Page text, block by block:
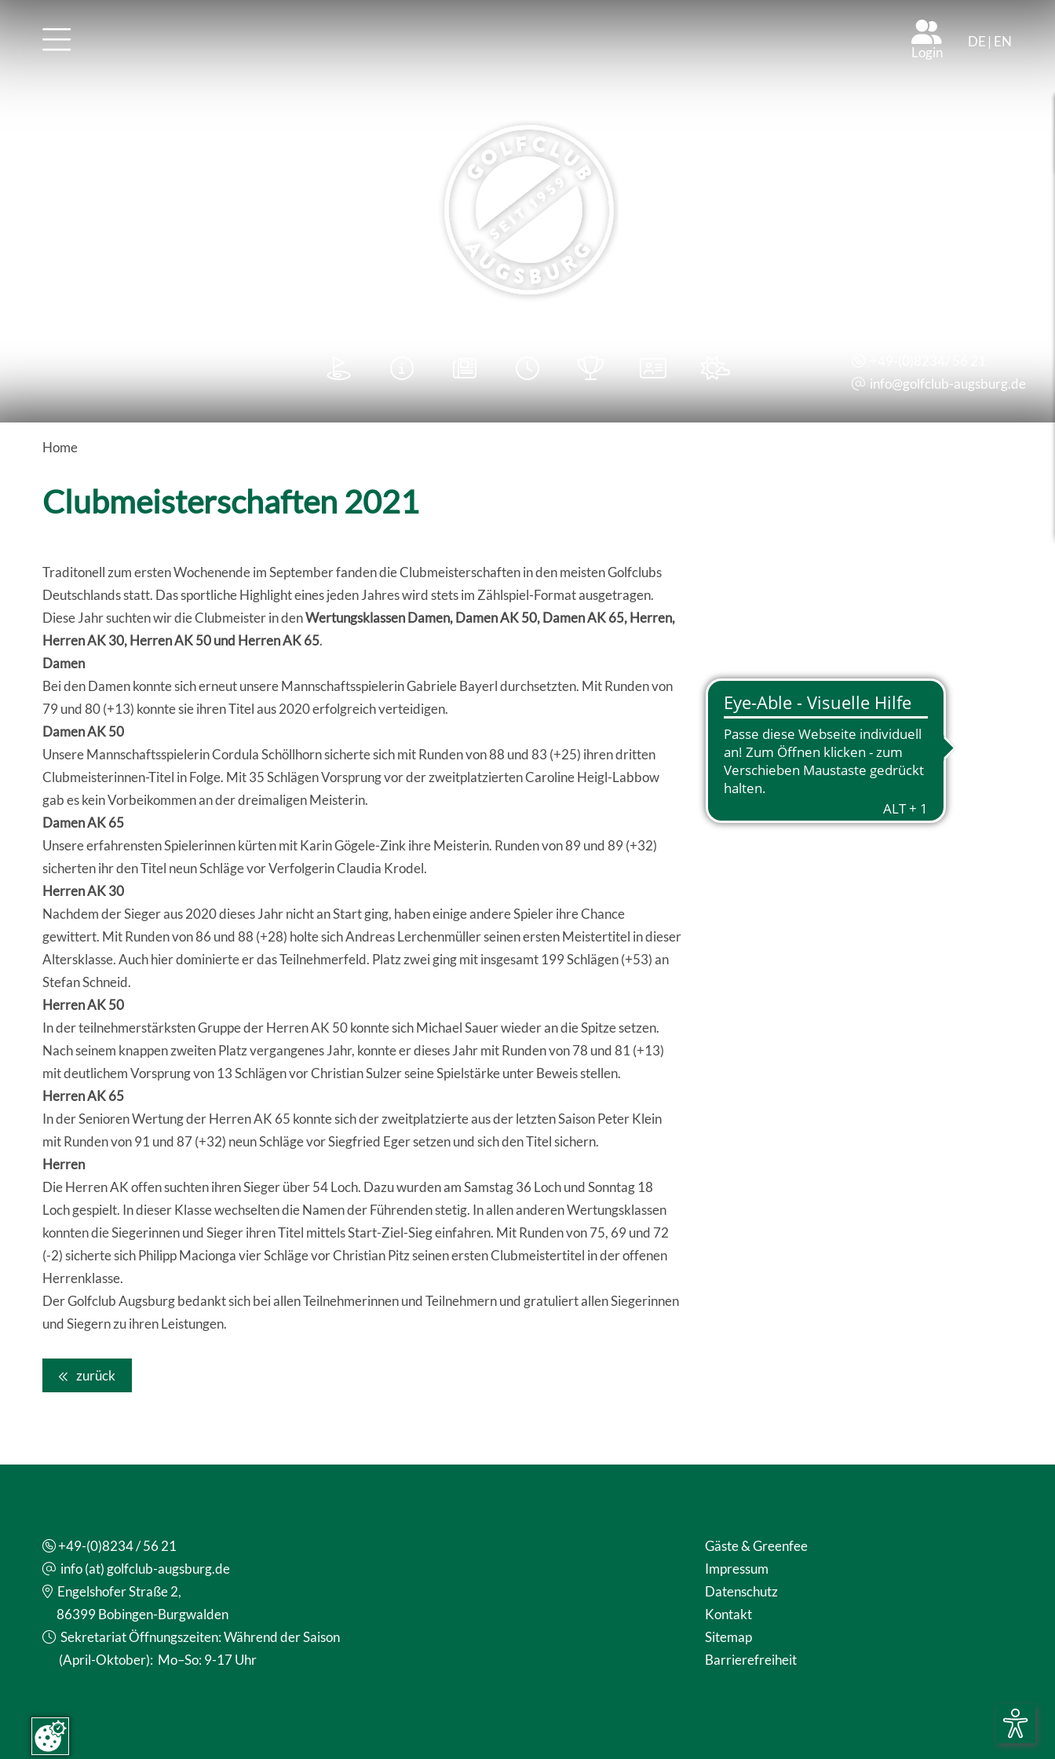
Login
DE | EN
info@golfclub-augsburg.de
Home
Clubmeisterschaften 2021
Traditonell zum ersten Wochenende im September fanden die Clubmeisterschaften in den meisten Golfclubs
Deutschlands statt. Das sportliche Highlight eines jeden Jahres wird stets im Zählspiel-Format ausgetragen.
Diese Jahr suchten wir die Clubmeister in denWertungsklassen Damen, Damen AK 50, Damen AK 65, Herren,
Herren AK 30, Herren AK 50 und Herren AK 65.
Damen
Bei den Damen konnte sich erneut unsere Mannschaftsspielerin Gabriele Bayerl durchsetzten. Mit Runden von
79 und 80 (+13) konnte sie ihren Titel aus 2020 erfolgreich verteidigen.
Damen AK 50
Unsere Mannschaftsspielerin Cordula Schöllhorn sicherte sich mit Runden von 88 und 83 (+25) ihren dritten
Clubmeisterinnen-Titel in Folge. Mit 35 Schlägen Vorsprung vor der zweitplatzierten Caroline Heigl-Labbow
gab es kein Vorbeikommen an der dreimaligen Meisterin.
Damen AK 65
Unsere erfahrensten Spielerinnen kürten mit Karin Gögele-Zink ihre Meisterin. Runden von 89 und 89 (+32)
sicherten ihr den Titel neun Schläge vor Verfolgerin Claudia Krodel.
Herren AK 30
Nachdem der Sieger aus 2020 dieses Jahr nicht an Start ging, haben einige andere Spieler ihre Chance
gewittert. Mit Runden von 86 und 88 (+28) holte sich Andreas Lerchenmüller seinen ersten Meistertitel in dieser
Altersklasse. Auch hier dominierte er das Teilnehmerfeld. Platz zwei ging mit insgesamt 199 Schlägen (+53) an
Stefan Schneid.
Herren AK 50
In der teilnehmerstärksten Gruppe der Herren AK 50 konnte sich Michael Sauer wieder an die Spitze setzen.
Nach seinem knappen zweiten Platz vergangenes Jahr, konnte er dieses Jahr mit Runden von 78 und 81 (+13)
mit deutlichem Vorsprung von 13 Schlägen vor Christian Sulzer seine Spielstärke unter Beweis stellen.
Herren AK 65
In der Senioren Wertung der Herren AK 65 konnte sich der zweitplatzierte aus der letzten Saison Peter Klein
mit Runden von 91 und 87 (+32) neun Schläge vor Siegfried Eger setzen und sich den Titel sichern.
Herren
Die Herren AK offen suchten ihren Sieger über 54 Loch. Dazu wurden am Samstag 36 Loch und Sonntag 18
Loch gespielt. In dieser Klasse wechselten die Namen der Führenden stetig. In allen anderen Wertungsklassen
konnten die Siegerinnen und Sieger ihren Titel mittels Start-Ziel-Sieg einfahren. Mit Runden von 75, 69 und 72
(-2) sicherte sich Philipp Macionga vier Schläge vor Christian Pitz seinen ersten Clubmeistertitel in der offenen
Herrenklasse.
Der Golfclub Augsburg bedankt sich bei allen Teilnehmerinnen und Teilnehmern und gratuliert allen Siegerinnen
und Siegern zu ihren Leistungen.
zurück
+49-(0)8234 / 56 21
info (at) golfclub-augsburg.de
Engelshofer Straße 2,
86399 Bobingen-Burgwalden
Sekretariat Öffnungszeiten: Während der Saison
(April-Oktober): Mo–So: 9-17 Uhr
Gäste & Greenfee
Impressum
Datenschutz
Kontakt
Sitemap
Barrierefreiheit